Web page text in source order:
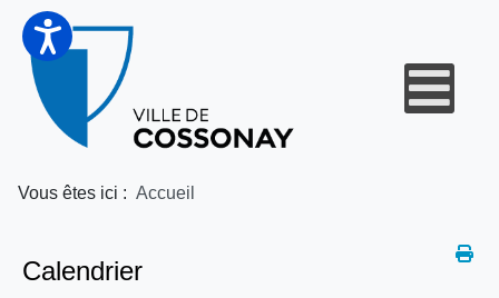
Vous êtes ici : Accueil
Calendrier